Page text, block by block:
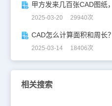
2025-03-20 29940次
2025-03-14 18406次
相关搜索